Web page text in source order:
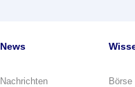
News
Nachrichten